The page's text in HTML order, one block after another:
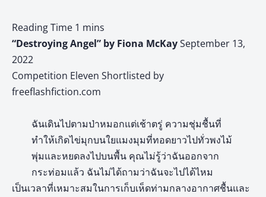
“Destroying Angel” by Fiona McKaySeptember 13,
2022
Competition Eleven Shortlisted by
freeflashfiction.com
ฉันเดินไปตามป่าหมอกแต่เช้าตรู่ ความชุ่มชื้นที่
ทำให้เกิดไข่มุกบนใยแมงมุมที่ทอดยาวไปทั่วพงไม้
พุ่มและหยดลงไปบนพื้น คุณไม่รู้ว่าฉันออกจาก
กระท่อมแล้ว ฉันไม่ได้ถามว่าฉันจะไปได้ไหม
เป็นเวลาที่เหมาะสมในการเก็บเห็ดท่ามกลางอากาศชื้นและ